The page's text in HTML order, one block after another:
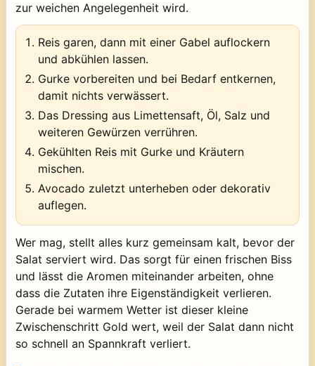
zur weichen Angelegenheit wird.
Reis garen, dann mit einer Gabel auflockern
und abkühlen lassen.
Gurke vorbereiten und bei Bedarf entkernen,
damit nichts verwässert.
Das Dressing aus Limettensaft, Öl, Salz und
weiteren Gewürzen verrühren.
Gekühlten Reis mit Gurke und Kräutern
mischen.
Avocado zuletzt unterheben oder dekorativ
auflegen.
Wer mag, stellt alles kurz gemeinsam kalt, bevor der
Salat serviert wird. Das sorgt für einen frischen Biss
und lässt die Aromen miteinander arbeiten, ohne
dass die Zutaten ihre Eigenständigkeit verlieren.
Gerade bei warmem Wetter ist dieser kleine
Zwischenschritt Gold wert, weil der Salat dann nicht
so schnell an Spannkraft verliert.